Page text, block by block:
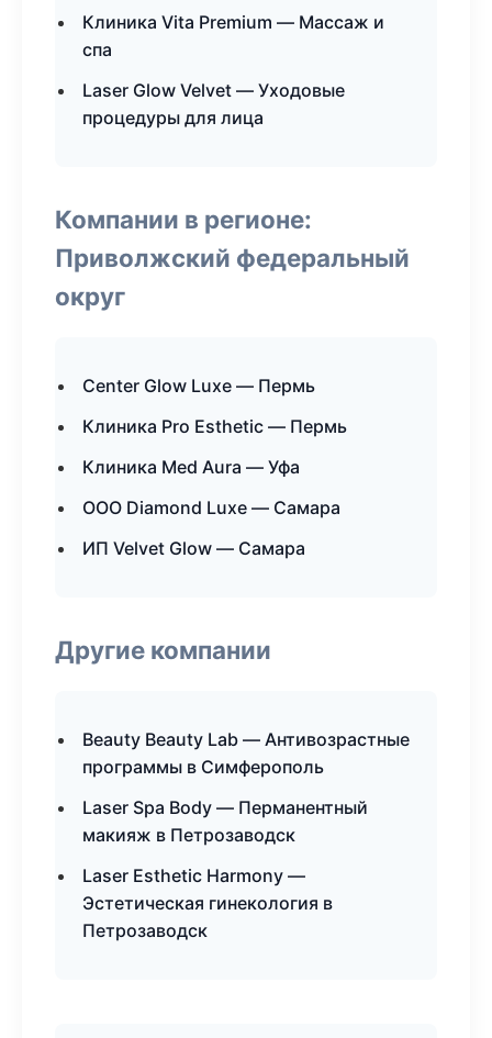
Клиника Vita Premium — Массаж и
спа
Laser Glow Velvet — Уходовые
процедуры для лица
Компании в регионе:
Приволжский федеральный
округ
Center Glow Luxe — Пермь
Клиника Pro Esthetic — Пермь
Клиника Med Aura — Уфа
ООО Diamond Luxe — Самара
ИП Velvet Glow — Самара
Другие компании
Beauty Beauty Lab — Антивозрастные
программы в Симферополь
Laser Spa Body — Перманентный
макияж в Петрозаводск
Laser Esthetic Harmony —
Эстетическая гинекология в
Петрозаводск